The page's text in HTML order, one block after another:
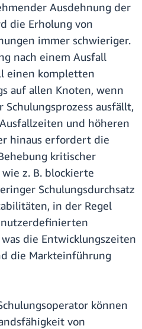
Ausdehnung der
die Erholung von
immer schwieriger.
nach einem Ausfall
einen kompletten
auf allen Knoten, wenn
ausfällt,
und höheren
hinaus erfordert die
kritischer
z. B. blockierte
Schulungsdurchsatz
in der Regel
die Entwicklungszeiten
die Markteinführung
können
von